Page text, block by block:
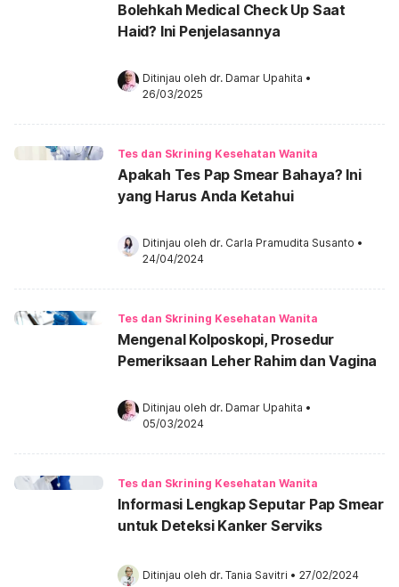
Bolehkah Medical Check Up Saat
Haid? Ini Penjelasannya
Ditinjau oleh dr. Damar Upahita •
26/03/2025
Tes dan Skrining Kesehatan Wanita
Apakah Tes Pap Smear Bahaya? Ini
yang Harus Anda Ketahui
Ditinjau oleh dr. Carla Pramudita Susanto •
24/04/2024
Tes dan Skrining Kesehatan Wanita
Mengenal Kolposkopi, Prosedur
Pemeriksaan Leher Rahim dan Vagina
Ditinjau oleh dr. Damar Upahita •
05/03/2024
Tes dan Skrining Kesehatan Wanita
Informasi Lengkap Seputar Pap Smear
untuk Deteksi Kanker Serviks
Ditinjau oleh dr. Tania Savitri • 27/02/2024